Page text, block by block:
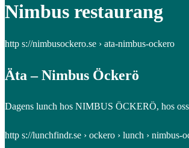
Nimbus restaurang
http s://nimbusockero.se › ata-nimbus-ockero
Äta – Nimbus Öckerö
Dagens lunch hos NIMBUS ÖCKERÖ, hos
http s://lunchfindr.se › ockero › lunch › nimbus-